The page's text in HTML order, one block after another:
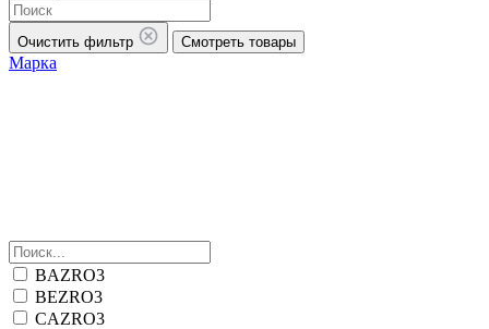
Очистить фильтр Смотреть товары
Марка
BAZRO3
BEZRO3
CAZRO3